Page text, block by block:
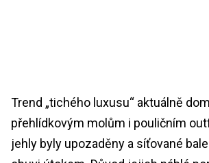
Trend „tichého luxusu“ aktuálně
přehlídkovým molům i pouličním
jehly byly upozaděny a síťované